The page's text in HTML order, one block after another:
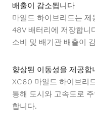
배출이 감소됩니다
마일드 하이브리드는
48V 배터리에 저장합니
소비 및 배기관 배출이
향상된 이동성을 제공합
XC60 마일드 하이브리
통해 도시와 고속도로
합니다.